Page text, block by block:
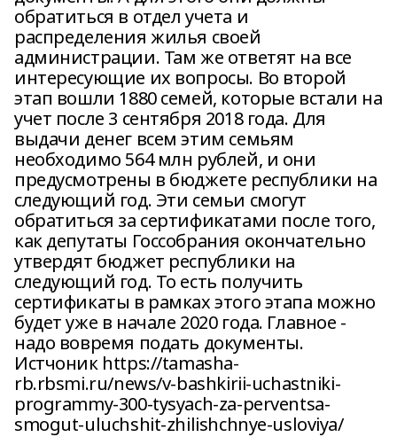
обратиться в отдел учета и
распределения жилья своей
администрации. Там же ответят на все
интересующие их вопросы. Во второй
этап вошли 1880 семей, которые встали на
учет после 3 сентября 2018 года. Для
выдачи денег всем этим семьям
необходимо 564 млн рублей, и они
предусмотрены в бюджете республики на
следующий год. Эти семьи смогут
обратиться за сертификатами после того,
как депутаты Госсобрания окончательно
утвердят бюджет республики на
следующий год. То есть получить
сертификаты в рамках этого этапа можно
будет уже в начале 2020 года. Главное -
надо вовремя подать документы.
Истчоник https://tamasha-
rb.rbsmi.ru/news/v-bashkirii-uchastniki-
programmy-300-tysyach-za-perventsa-
smogut-uluchshit-zhilishchnye-usloviya/